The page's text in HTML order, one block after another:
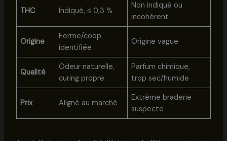
THC Indiqué, ≤ 0,3 %
Non indiqué ou
incohérent
Origine
Ferme/coop
identifiée
Origine vague
Qualité
Odeur naturelle,
curing propre
Parfum chimique,
trop sec/humide
Prix Aligné au marché
Extrême braderie
suspecte